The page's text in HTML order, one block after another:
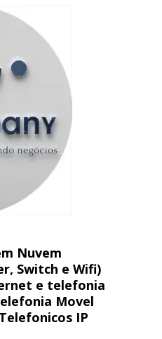
Nuvem
Switch e Wifi)
e telefonia
Movel
IP